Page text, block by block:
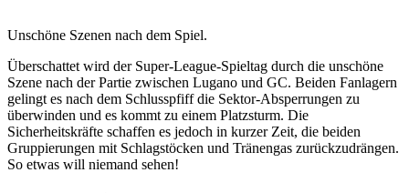
Unschöne Szenen nach dem Spiel.
Überschattet wird der Super-League-Spieltag durch die unschöne
Szene nach der Partie zwischen Lugano und GC. Beiden Fanlagern
gelingt es nach dem Schlusspfiff die Sektor-Absperrungen zu
überwinden und es kommt zu einem Platzsturm. Die
Sicherheitskräfte schaffen es jedoch in kurzer Zeit, die beiden
Gruppierungen mit Schlagstöcken und Tränengas zurückzudrängen.
So etwas will niemand sehen!